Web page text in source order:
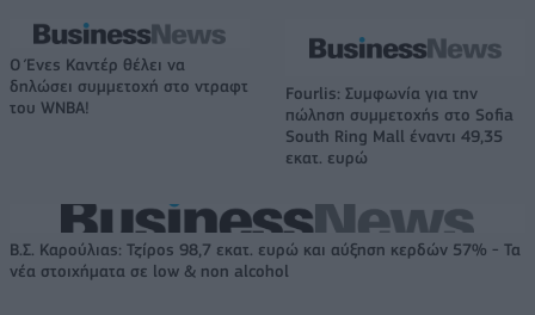
Ο Ένες Καντέρ θέλει να
δηλώσει συμμετοχή στο ντραφτ
του WNBA!
Fourlis: Συμφωνία για την
πώληση συμμετοχής στο Sofia
South Ring Mall έναντι 49,35
εκατ. ευρώ
Β.Σ. Καρούλιας: Τζίρος 98,7 εκατ. ευρώ και αύξηση κερδών 57% - Τα
νέα στοιχήματα σε low & non alcohol